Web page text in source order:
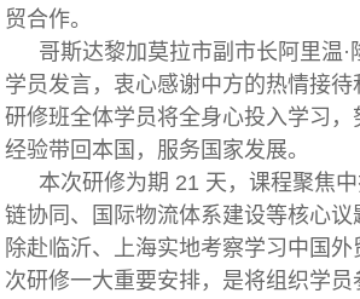
贸合作。
哥斯达黎加莫拉市副市长阿里温
学员发言，衷心感谢中方的热情接
研修班全体学员将全身心投入学习
经验带回本国，服务国家发展。
本次研修为期 21 天，课程聚焦
链协同、国际物流体系建设等核心议
除赴临沂、上海实地考察学习中国
次研修一大重要安排，是将组织学